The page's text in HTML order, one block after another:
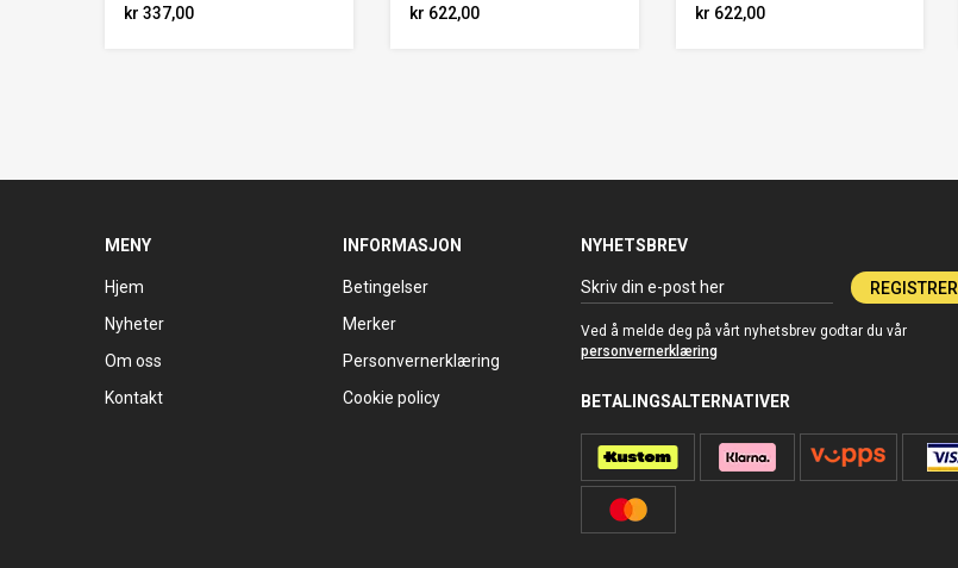
kr 337,00 kr 622,00 kr 622,00
MENY
Hjem
Nyheter
Om oss
Kontakt
INFORMASJON
Betingelser
Merker
Personvernerklæring
Cookie policy
NYHETSBREV
REGISTRER
Ved å melde deg på vårt nyhetsbrev godtar du vår
personvernerklæring
BETALINGSALTERNATIVER